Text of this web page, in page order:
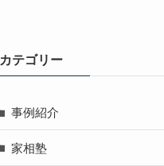
カテゴリー
事例紹介
家相塾